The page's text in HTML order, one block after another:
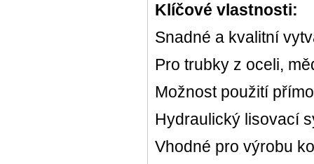
Klíčové vlastnosti:
Snadné a kvalitní
Pro trubky z oceli,
Možnost použití
Hydraulický lisovací
Vhodné pro výrobu